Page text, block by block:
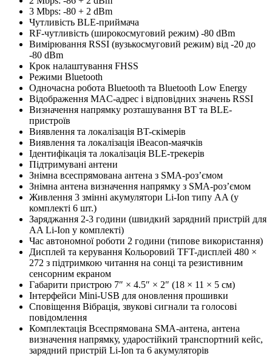
3 Mbps: -80 + 2 dBm
Чутливість BLE-приймача
RF-чутливість (широкосмуговий режим) -80 dBm
Вимірювання RSSI (вузькосмуговий режим) від -20 до
-80 dBm
Крок налаштування FHSS
Режими Bluetooth
Одночасна робота Bluetooth та Bluetooth Low Energy
Відображення MAC-адрес і відповідних значень RSSI
Визначення напрямку розташування BT та BLE-
пристроїв
Виявлення та локалізація BT-скімерів
Виявлення та локалізація iBeacon-маячків
Ідентифікація та локалізація BLE-трекерів
Підтримувані антени
Знімна всеспрямована антена з SMA-роз’ємом
Знімна антена визначення напрямку з SMA-роз’ємом
Живлення 3 змінні акумулятори Li-Ion типу AA (у
комплекті 6 шт.)
Заряджання 2-3 години (швидкий зарядний пристрій для
AA Li-Ion у комплекті)
Час автономної роботи 2 години (типове використання)
Дисплей та керування Кольоровий TFT-дисплей 480 ×
272 з підтримкою читання на сонці та резистивним
сенсорним екраном
Габарити пристрою 7″ × 4.5″ × 2″ (18 × 11 × 5 см)
Інтерфейси Mini-USB для оновлення прошивки
Сповіщення Вібрація, звукові сигнали та голосові
повідомлення
Комплектація Всеспрямована SMA-антена, антена
визначення напрямку, ударостійкий транспортний кейс,
зарядний пристрій Li-Ion та 6 акумуляторів